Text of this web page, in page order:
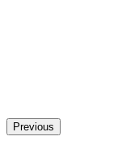
Previous